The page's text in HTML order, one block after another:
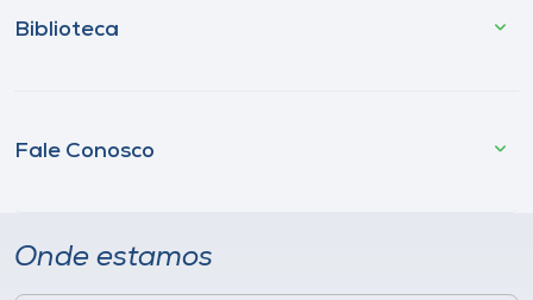
Biblioteca
Fale Conosco
Onde estamos